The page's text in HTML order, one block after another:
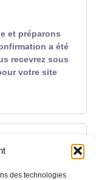
des technologies
et préparons
a été
recevrez sous
votre site
page directly.